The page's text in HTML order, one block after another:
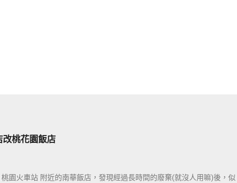
桃花園飯店
園火車站 附近的南華飯店，發現經過長時間的廢棄(就沒人用嘛)後，似